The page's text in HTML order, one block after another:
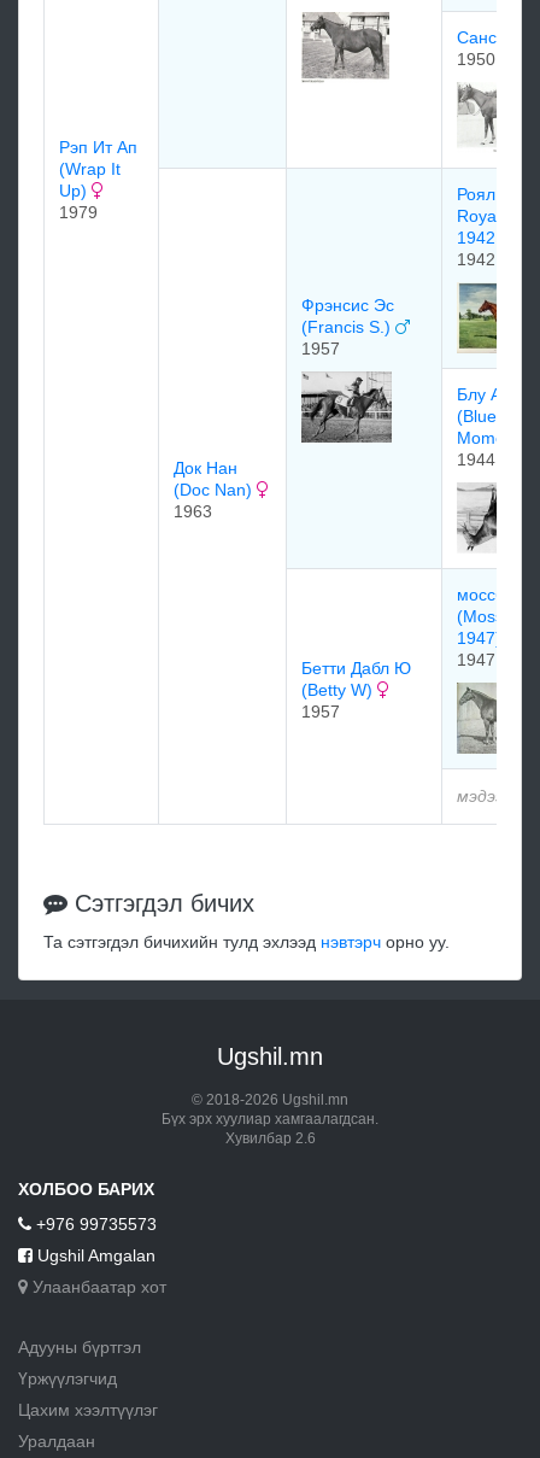
Pэп Ит Ап
(Wrap It
Up)
1979
Сансет
1950
Дoк Нан
(Doc Nan)
1963
Фрэнсис Эс
(Francis S.)
1957
Роял
Royal
1942
1942
Блу Айд
(Blue Eyed
Momo)
1944
Бетти Дабл Ю
(Betty W)
1957
моссборо
1947)
1947
Сэтгэгдэл бичих
Та сэтгэгдэл бичихийн тулд эхлээд нэвтэрч орно уу.
Ugshil.mn
© 2018-2026 Ugshil.mn
Бүх эрх хуулиар хамгаалагдсан.
Хувилбар 2.6
ХОЛБОО БАРИХ
+976 99735573
Ugshil Amgalan
Улаанбаатар хот
Адууны бүртгэл
Үржүүлэгчид
Цахим хээлтүүлэг
Уралдаан